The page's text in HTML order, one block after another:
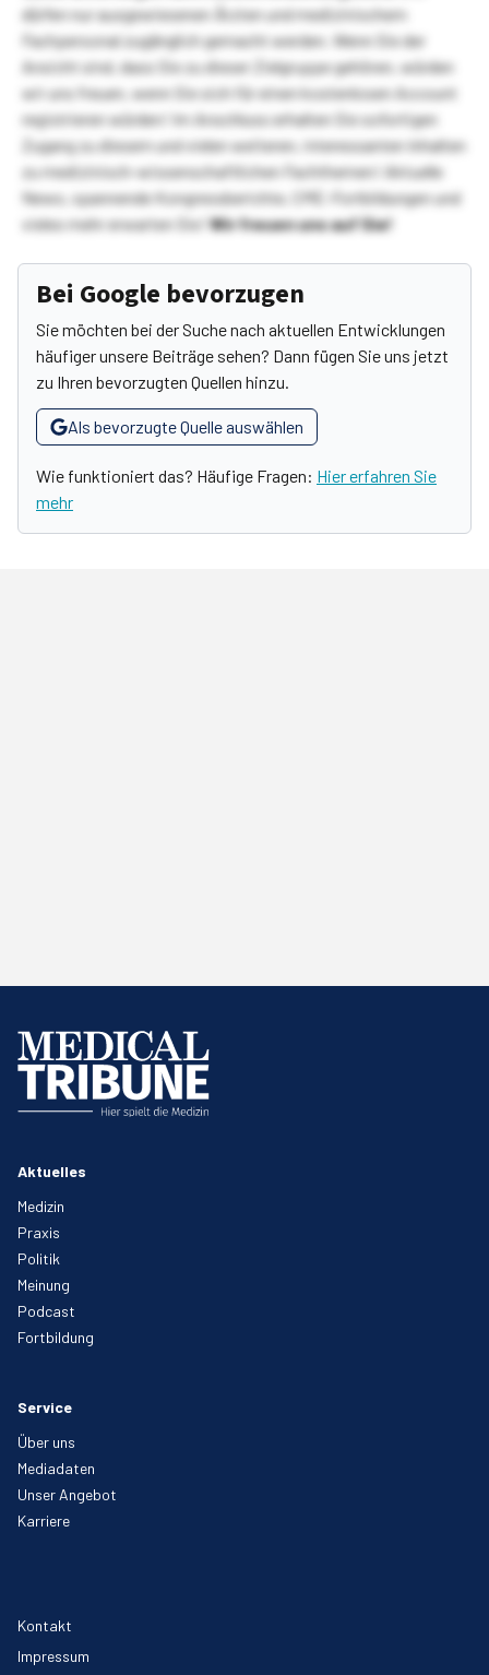
dürfen nur ausgewiesenen Ärzten und medizinischem
Fachpersonal zugänglich gemacht werden. Wenn Sie der
Ansicht sind, dass Sie zu dieser Zielgruppe gehören, würden
wir uns freuen, wenn Sie sich für einen kostenlosen Account
registrieren würden! Im Anschluss erhalten Sie sofortigen
Zugang zu diesem und vielen weiteren, interessanten Inhalten
zu medizinisch-wissenschaftlichen Fachthemen! Aktuelle
News, spannende Kongressberichte, CME-Fortbildungen und
vieles mehr erwarten Sie!Wir freuen uns auf Sie!
Bei Google bevorzugen
Sie möchten bei der Suche nach aktuellen Entwicklungen
häufiger unsere Beiträge sehen? Dann fügen Sie uns jetzt
zu Ihren bevorzugten Quellen hinzu.
Als bevorzugte Quelle auswählen
Wie funktioniert das? Häufige Fragen: Hier erfahren Sie
mehr
Aktuelles
Medizin
Praxis
Politik
Meinung
Podcast
Fortbildung
Service
Über uns
Mediadaten
Unser Angebot
Karriere
Kontakt
Impressum